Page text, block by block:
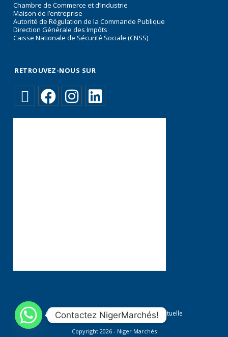
Chambre de Commerce et d’Industrie
Maison de l’entreprise
Autorité de Régulation de la Commande Publique
Direction Générale des Impôts
Caisse Nationale de Sécurité Sociale (CNSS)
RETROUVEZ-NOUS SUR
Conditions générales Propriété Intellectuelle
Copyright 2026 - Niger Marchés
Contactez NigerMarchés!